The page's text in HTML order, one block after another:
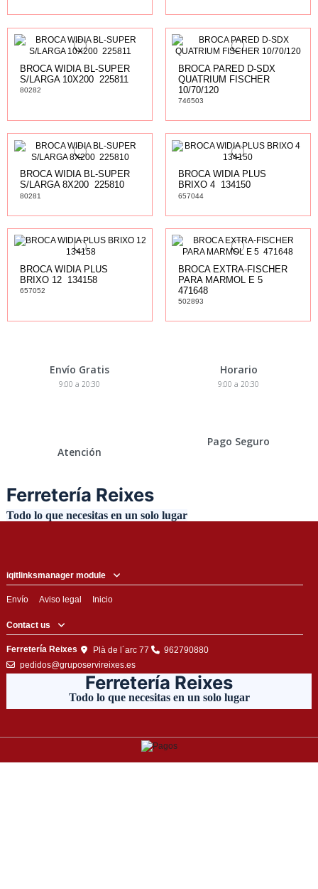
BROCA WIDIA BL-SUPER
S/LARGA 10X200  225811
80282
BROCA PARED D-SDX
QUATRIUM FISCHER
10/70/120
746503
BROCA WIDIA BL-SUPER
S/LARGA 8X200  225810
80281
BROCA WIDIA PLUS
BRIXO 4  134150
657044
BROCA WIDIA PLUS
BRIXO 12  134158
657052
BROCA EXTRA-FISCHER
PARA MARMOL E 5 
471648
502893
Envío Gratis
9:00 a 20:30
Horario
9:00 a 20:30
Atención
Pago Seguro
Ferretería Reixes
Todo lo que necesitas en un solo lugar
iqitlinksmanager module
Envío Aviso legal Inicio
Contact us
Ferretería Reixes Plà de l´arc 77
962790880
pedidos@gruposervireixes.es
Ferretería Reixes
Todo lo que necesitas en un solo lugar